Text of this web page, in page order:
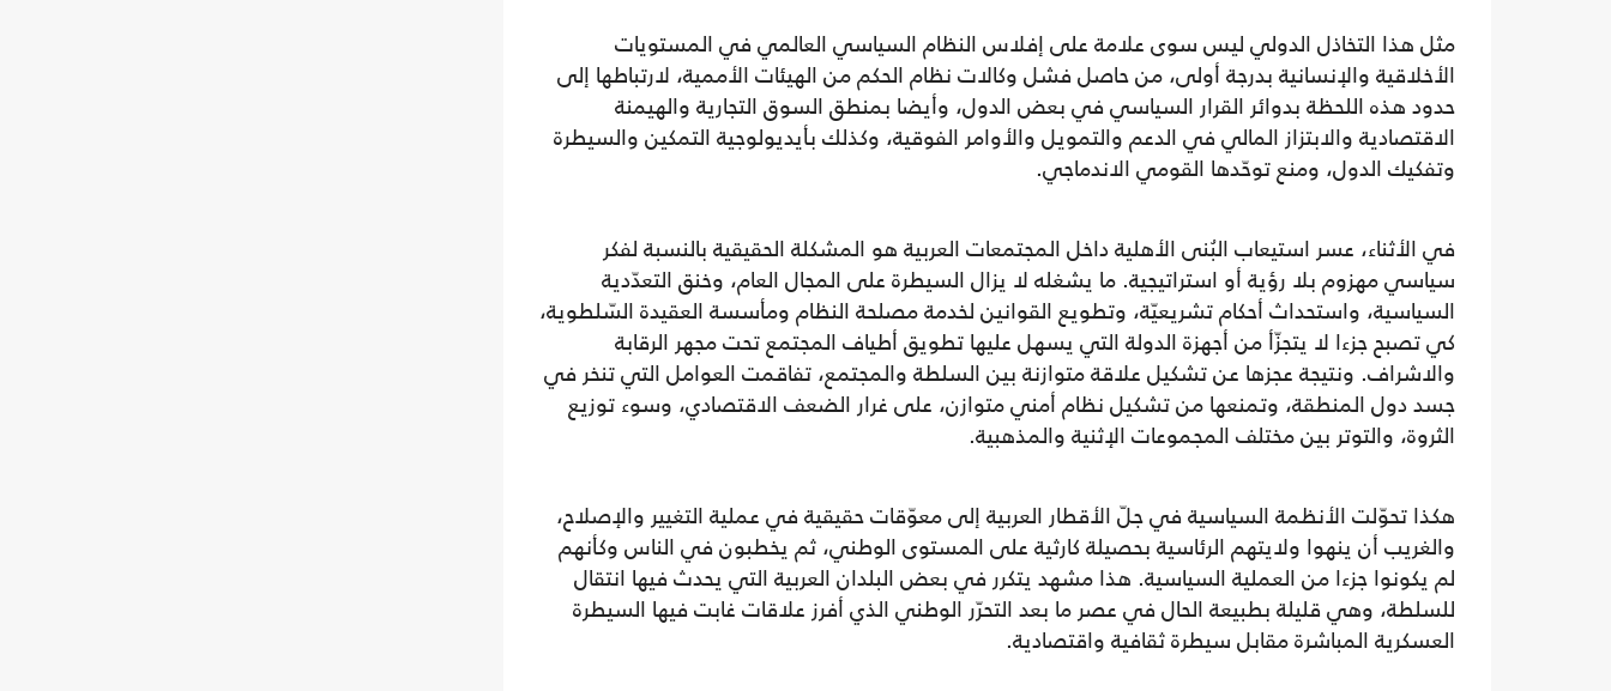
مثل هذا التخاذل الدولي ليس سوى علامة على إفلاس النظام السياسي العالمي في المستويات
الأخلاقية والإنسانية بدرجة أولى، من حاصل فشل وكالات نظام الحكم من الهيئات الأممية، لارتباطها إلى
حدود هذه اللحظة بدوائر القرار السياسي في بعض الدول، وأيضا بمنطق السوق التجارية والهيمنة
الاقتصادية والابتزاز المالي في الدعم والتمويل والأوامر الفوقية، وكذلك بأيديولوجية التمكين والسيطرة
وتفكيك الدول، ومنع توحّدها القومي الاندماجي.
في الأثناء، عسر استيعاب البُنى الأهلية داخل المجتمعات العربية هو المشكلة الحقيقية بالنسبة لفكر
سياسي مهزوم بلا رؤية أو استراتيجية. ما يشغله لا يزال السيطرة على المجال العام، وخنق التعدّدية
السياسية، واستحداث أحكام تشريعيّة، وتطويع القوانين لخدمة مصلحة النظام ومأسسة العقيدة السّلطوية،
كي تصبح جزءا لا يتجزّأ من أجهزة الدولة التي يسهل عليها تطويق أطياف المجتمع تحت مجهر الرقابة
والاشراف. ونتيجة عجزها عن تشكيل علاقة متوازنة بين السلطة والمجتمع، تفاقمت العوامل التي تنخر في
جسد دول المنطقة، وتمنعها من تشكيل نظام أمني متوازن، على غرار الضعف الاقتصادي، وسوء توزيع
الثروة، والتوتر بين مختلف المجموعات الإثنية والمذهبية.
هكذا تحوّلت الأنظمة السياسية في جلّ الأقطار العربية إلى معوّقات حقيقية في عملية التغيير والإصلاح،
والغريب أن ينهوا ولايتهم الرئاسية بحصيلة كارثية على المستوى الوطني، ثم يخطبون في الناس وكأنهم
لم يكونوا جزءا من العملية السياسية. هذا مشهد يتكرر في بعض البلدان العربية التي يحدث فيها انتقال
للسلطة، وهي قليلة بطبيعة الحال في عصر ما بعد التحرّر الوطني الذي أفرز علاقات غابت فيها السيطرة
العسكرية المباشرة مقابل سيطرة ثقافية واقتصادية.